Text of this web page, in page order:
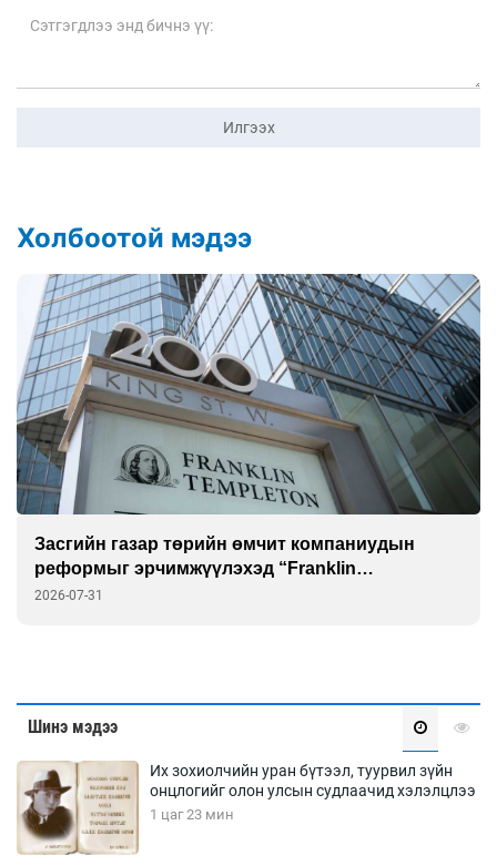
Илгээх
Холбоотой мэдээ
Засгийн газар төрийн өмчит компаниудын
реформыг эрчимжүүлэхэд “Franklin
Templeton”-той хамтарна
2026-07-31
Шинэ мэдээ
Их зохиолчийн уран бүтээл, туурвил зүйн
онцлогийг олон улсын судлаачид хэлэлцлээ
1 цаг 23 мин